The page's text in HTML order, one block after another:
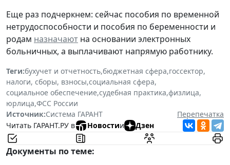
Еще раз подчеркнем: сейчас пособия по временной
нетрудоспособности и пособия по беременности и
родам назначают на основании электронных
больничных, а выплачивают напрямую работнику.
Теги:бухучет и отчетность,бюджетная сфера,госсектор,
налоги, сборы, взносы,социальная сфера,
социальное обеспечение,судебная практика,физлица,
юрлица,ФСС России
Источник:Система ГАРАНТ
Перепечатка
Читать ГАРАНТ.РУ в
Новостии Дзен
Документы по теме: